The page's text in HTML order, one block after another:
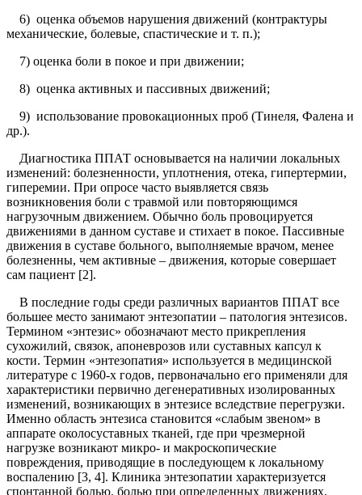
6) оценка объемов нарушения движений (контрактуры
механические, болевые, спастические и т. п.);
7) оценка боли в покое и при движении;
8) оценка активных и пассивных движений;
9) использование провокационных проб (Тинеля, Фалена и
др.).
Диагностика ППАТ основывается на наличии локальных
изменений: болезненности, уплотнения, отека, гипертермии,
гиперемии. При опросе часто выявляется связь
возникновения боли с травмой или повторяющимся
нагрузочным движением. Обычно боль провоцируется
движениями в данном суставе и стихает в покое. Пассивные
движения в суставе больного, выполняемые врачом, менее
болезненны, чем активные – движения, которые совершает
сам пациент [2].
В последние годы среди различных вариантов ППАТ все
большее место занимают энтезопатии – патология энтезисов.
Термином «энтезис» обозначают место прикрепления
сухожилий, связок, апоневрозов или суставных капсул к
кости. Термин «энтезопатия» используется в медицинской
литературе с 1960-х годов, первоначально его применяли для
характеристики первично дегенеративных изолированных
изменений, возникающих в энтезисе вследствие перегрузки.
Именно область энтезиса становится «слабым звеном» в
аппарате околосуставных тканей, где при чрезмерной
нагрузке возникают микро- и макроскопические
повреждения, приводящие в последующем к локальному
воспалению [3, 4]. Клиника энтезопатии характеризуется
спонтанной болью, болью при определенных движениях,